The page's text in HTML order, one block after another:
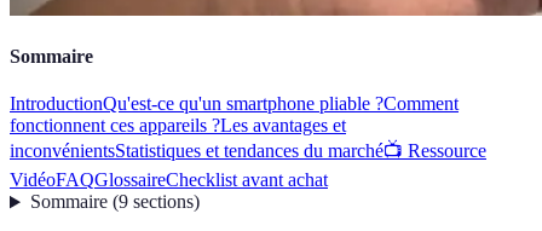
Sommaire
IntroductionQu'est-ce qu'un smartphone pliable ?Comment
fonctionnent ces appareils ?Les avantages et
inconvénientsStatistiques et tendances du marché📺 Ressource
VidéoFAQGlossaireChecklist avant achat
Sommaire(9 sections)